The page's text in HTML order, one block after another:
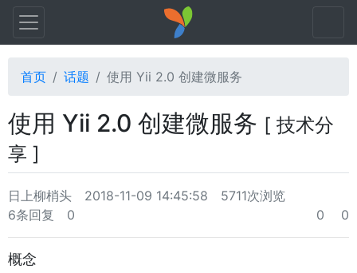
首页 话题 使用 Yii 2.0 创建微服务
使用 Yii 2.0 创建微服务 [ 技术分
享 ]
日上柳梢头 2018-11-09 14:45:58
5711次浏览
6条回复
0 0 0
概念